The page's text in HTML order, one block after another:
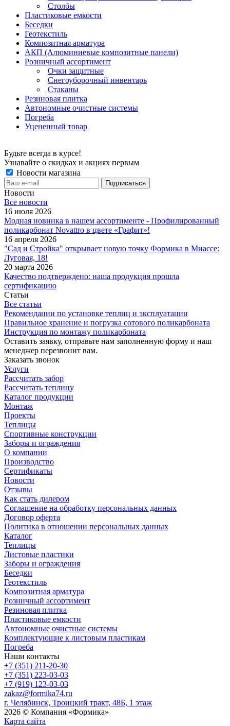
Столбы
Пластиковые емкости
Беседки
Геотекстиль
Композитная арматура
АКП (Алюминиевые композитные панели)
Розничный ассортимент
Очки защитные
Снегоуборочный инвентарь
Стаканы
Резиновая плитка
Автономные очистные системы
Погреба
Уцененный товар
Будьте всегда в курсе!
Узнавайте о скидках и акциях первым
Новости магазина
Новости
Все новости
16 июля 2026
Модная новинка в нашем ассортименте - Профилированный
поликарбонат Novattro в цвете «Графит»!
16 апреля 2026
"Сад и Стройка" открывает новую точку Формика в Миассе:
Луговая, 18!
20 марта 2026
Качество подтверждено: наша продукция прошла
сертификацию
Статьи
Все статьи
Рекомендации по установке теплиц и эксплуатации
Правильное хранение и погрузка сотового поликарбоната
Инструкция по монтажу поликарбоната
Оставить заявку, отправьте нам заполненную форму и наш
менеджер перезвонит вам.
Заказать звонок
Услуги
Рассчитать забор
Рассчитать теплицу
Каталог продукции
Монтаж
Проекты
Теплицы
Спортивные конструкции
Заборы и ограждения
О компании
Производство
Сертификаты
Новости
Отзывы
Как стать дилером
Соглашение на обработку персональных данных
Договор оферта
Политика в отношении персональных данных
Каталог
Теплицы
Листовые пластики
Заборы и ограждения
Беседки
Геотекстиль
Композитная арматура
Розничный ассортимент
Резиновая плитка
Пластиковые емкости
Автономные очистные системы
Комплектующие к листовым пластикам
Погреба
Наши контакты
+7 (351) 211-20-30
+7 (351) 223-03-03
+7 (919) 123-03-03
zakaz@formika74.ru
г. Челябинск, Троицкий тракт, 48Б, 1 этаж
2026 © Компания «Формика»
Карта сайта